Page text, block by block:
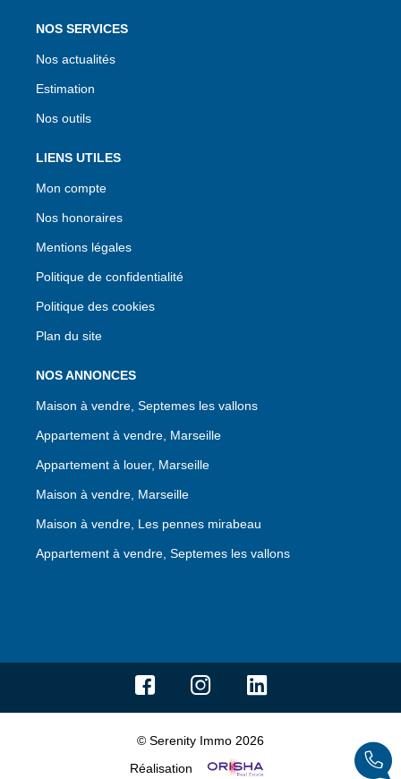
NOS SERVICES
Nos actualités
Estimation
Nos outils
LIENS UTILES
Mon compte
Nos honoraires
Mentions légales
Politique de confidentialité
Politique des cookies
Plan du site
NOS ANNONCES
Maison à vendre, Septemes les vallons
Appartement à vendre, Marseille
Appartement à louer, Marseille
Maison à vendre, Marseille
Maison à vendre, Les pennes mirabeau
Appartement à vendre, Septemes les vallons
© Serenity Immo 2026
Réalisation